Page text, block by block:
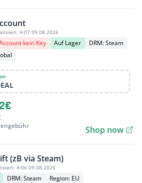
4:07 09.08.2026
kein Key Auf Lager
DRM: Steam
Shop now
(zB via Steam)
4:06 09.08.2026
DRM: Steam Region: EU